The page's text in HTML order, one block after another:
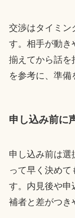
交渉はタイミン
す。相手が動き
揃えてから話を
を参考に、準備
申し込み前に
申し込み前は選
って早く決めて
す。内見後や申
補者と差がつき